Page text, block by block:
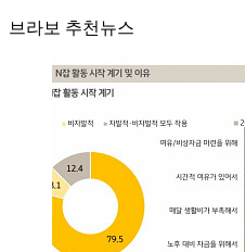
브라보 추천뉴스